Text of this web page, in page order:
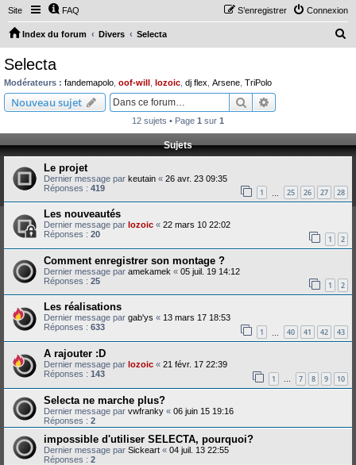
Site FAQ Connexion
S’enregistrer
Index du forum Divers Selecta
c
e
r
Selecta
Modérateurs : fandemapolo oof-will lozoic dj flex Arsene TriPolo
Nouveau sujet Rechercher
12 sujets • Page 1 sur 1
Sujets
Le projet
Dernier message par keutain « 26 avr. 23 09:35
Réponses : 419 1 25 26 27 28
Les nouveautés
Dernier message par lozoic « 22 mars 10 22:02
Réponses : 20 1 2
Comment enregistrer son montage ?
Dernier message par amekamek « 05 juil. 19 14:12
Réponses : 25 1 2
Les réalisations
Dernier message par gab'ys « 13 mars 17 18:53
Réponses : 633 1 40 41 42 43
A rajouter :D
Dernier message par lozoic « 21 févr. 17 22:39
Réponses : 143 1 … 7 8 9 10
Selecta ne marche plus?
Dernier message par vwfranky « 06 juin 15 19:16
Réponses : 2
impossible d'utiliser SELECTA, pourquoi?
Dernier message par Sickeart « 04 juil. 13 22:55
Réponses : 2